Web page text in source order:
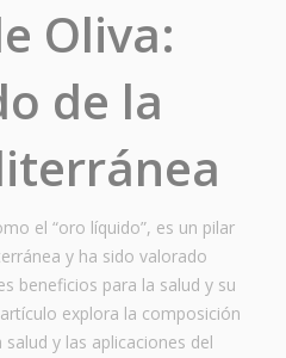
Oliva:
de la
el “oro líquido”, es un pilar
y ha sido valorado
beneficios para la salud y su
explora la composición
y las aplicaciones del